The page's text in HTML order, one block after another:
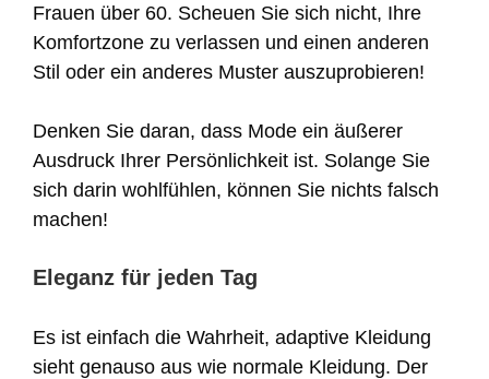
Frauen über 60. Scheuen Sie sich nicht, Ihre
Komfortzone zu verlassen und einen anderen
Stil oder ein anderes Muster auszuprobieren!
Denken Sie daran, dass Mode ein äußerer
Ausdruck Ihrer Persönlichkeit ist. Solange Sie
sich darin wohlfühlen, können Sie nichts falsch
machen!
Eleganz für jeden Tag
Es ist einfach die Wahrheit, adaptive Kleidung
sieht genauso aus wie normale Kleidung. Der